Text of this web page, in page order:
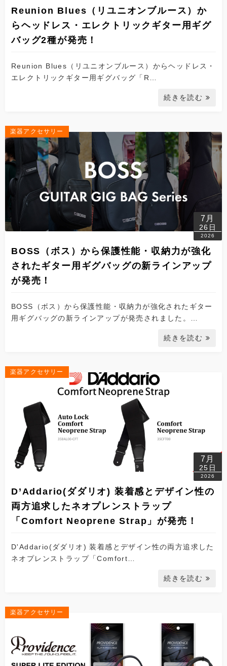
Reunion Blues（リユニオンブルース）か
らヘッドレス・エレクトリックギター用ギグ
バッグ2種が発売！
Reunion Blues（リユニオンブルース）からヘッドレス・
エレクトリックギター用ギグバッグ「R…
続きを読む
楽器アクセサリー
7月
26日
2026
BOSS（ボス）から保護性能・収納力が強化
されたギター用ギグバッグの新ラインアップ
が発売！
BOSS（ボス）から保護性能・収納力が強化されたギター
用ギグバッグの新ラインアップが発売されました。…
続きを読む
楽器アクセサリー
7月
25日
2026
D’Addario(ダダリオ) 装着感とデザイン性の
両方追求したネオプレンストラップ
「Comfort Neoprene Strap」が発売！
D'Addario(ダダリオ) 装着感とデザイン性の両方追求した
ネオプレンストラップ「Comfort…
続きを読む
楽器アクセサリー